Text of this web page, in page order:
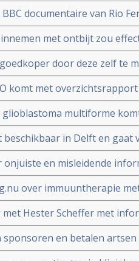
documentaire van Rio
vrouw Rebecca verloor aan
met ontbijt zou
besparen
door deze zelf te
van 8 februari 2017
komt met
afgelopen jaar en
multiforme
van hersentumoren
in Delft en gaat
onjuiste en misleidende
de Nederlandse
over immuuntherapie
2016
Hester Scheffer met
sponsoren en betalen
artsen en